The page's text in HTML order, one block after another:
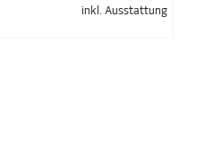
inkl. Ausstattung